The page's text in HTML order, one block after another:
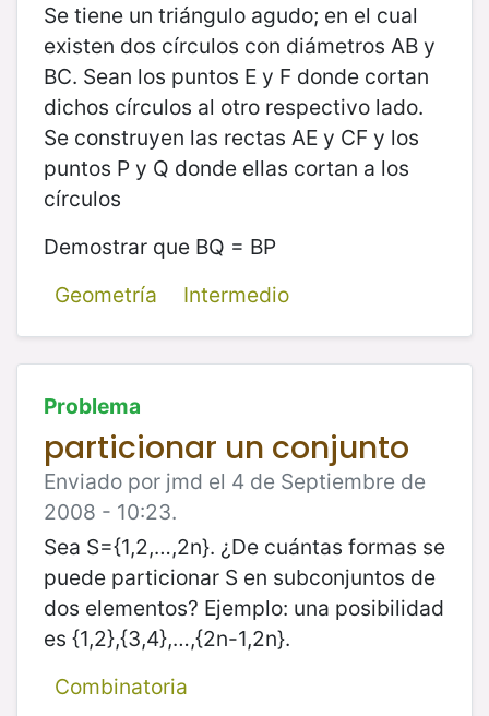
Se tiene un triángulo agudo; en el cual
existen dos círculos con diámetros AB y
BC. Sean los puntos E y F donde cortan
dichos círculos al otro respectivo lado.
Se construyen las rectas AE y CF y los
puntos P y Q donde ellas cortan a los
círculos
Demostrar que BQ = BP
Geometría
Intermedio
Problema
particionar un conjunto
Enviado por jmd el 4 de Septiembre de
2008 - 10:23.
Sea S={1,2,…,2n}. ¿De cuántas formas se
puede particionar S en subconjuntos de
dos elementos? Ejemplo: una posibilidad
es {1,2},{3,4},…,{2n-1,2n}.
Combinatoria